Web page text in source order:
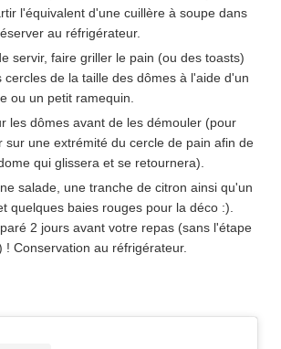
l'équivalent d'une cuillère à soupe dans
au réfrigérateur.
servir, faire griller le pain (ou des toasts)
cercles de la taille des dômes à l'aide d'un
ou un petit ramequin.
les dômes avant de les démouler (pour
sur une extrémité du cercle de pain afin de
qui glissera et se retournera).
salade, une tranche de citron ainsi qu'un
quelques baies rouges pour la déco :).
2 jours avant votre repas (sans l'étape
! Conservation au réfrigérateur.